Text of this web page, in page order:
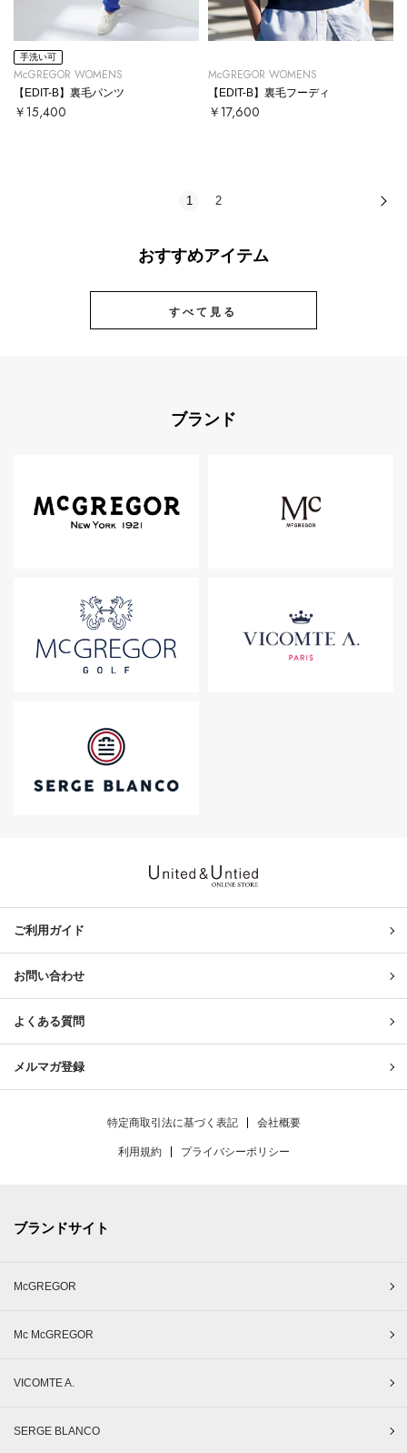
手洗い可
McGREGOR WOMENS
【EDIT-B】裏毛パンツ
￥15,400
McGREGOR WOMENS
【EDIT-B】裏毛フーディ
￥17,600
1 2
おすすめアイテム
すべて見る
ブランド
ご利用ガイド
お問い合わせ
よくある質問
メルマガ登録
特定商取引法に基づく表記 会社概要
利用規約 プライバシーポリシー
ブランドサイト
McGREGOR
Mc McGREGOR
VICOMTE A.
SERGE BLANCO